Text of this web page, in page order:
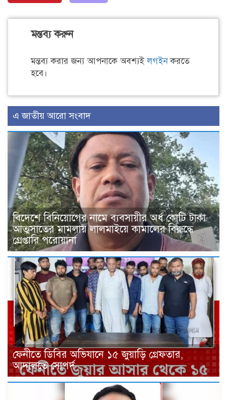
মন্তব্য করুন
মন্তব্য করার জন্য আপনাকে অবশ্যইলগইনকরতে
হবে।
এ জাতীয় আরো সংবাদ
বিদেশে বিনিয়োগের নামে ব্যবসায়ীর অর্ধ কোটি টাকা
আত্মসাতের মামলায় লালমাইয়ে কামালের বিরুদ্ধে
গ্রেপ্তারি পরোয়ানা
ফেনীতে ডিবির অভিযানে ১৫ জুয়াড়ি গ্রেফতার,
আদালতে সোপর্দ